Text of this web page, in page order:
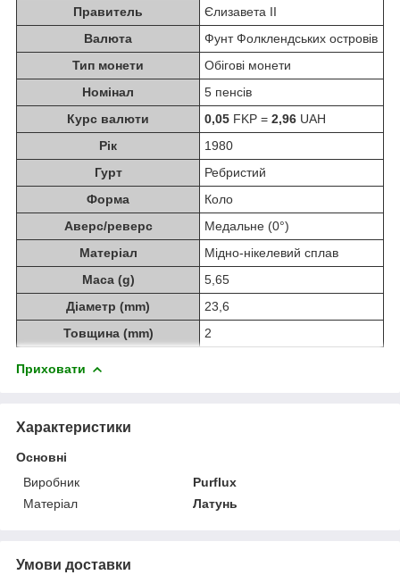
Правитель
Єлизавета II
Валюта
Фунт Фолклендських островів
Тип монети
Обігові монети
Номінал
5 пенсів
Курс валюти
0,05 FKP = 2,96 UAH
Рік
1980
Гурт
Ребристий
Форма
Коло
Аверс/реверс
Медальне (0°)
Матеріал
Мідно-нікелевий сплав
Маса (g)
5,65
Діаметр (mm)
23,6
Товщина (mm)
2
Приховати
Характеристики
Основні
Виробник
Purflux
Матеріал
Латунь
Умови доставки